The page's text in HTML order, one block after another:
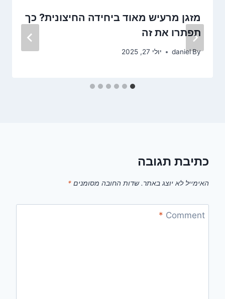
מזגן מרעיש מאוד ביחידה החיצונית? כך
תפתרו את זה
By
daniel יולי 27, 2025
כתיבת תגובה
האימייל לא יוצג באתר. שדות החובה מסומנים *
Comment
*